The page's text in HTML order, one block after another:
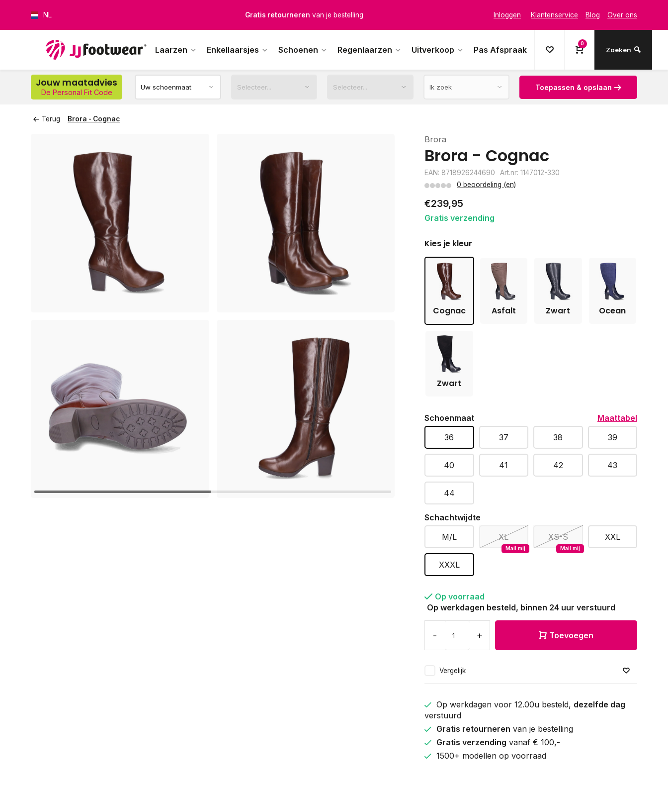
NL Gratis verzendingvanaf € 100,-
Op werkdagen voor 12.00u besteld,
Inloggen Klantenservice Blog Over ons
Laarzen Enkellaarsjes Schoenen Regenlaarzen Uitverkoop Pas Afspraak
0
Zoeken
Jouw maatadvies
De Personal Fit Code
Toepassen & opslaan
Terug Brora - Cognac
Brora
Brora - Cognac
EAN: 8718926244690
Art.nr: 1147012-330
0 beoordeling (en)
€239,95
Gratis verzending
Kies je kleur
Cognac Asfalt Zwart Ocean
Zwart
Schoenmaat
Maattabel
36
37 38 39
40 41 42 43
44
Schachtwijdte
M/L
Mail mij
XL
Mail mij
XS-S XXL
XXXL
Op voorraad
Op werkdagen besteld, binnen 24 uur verstuurd
- + Toevoegen
Vergelijk
Op werkdagen voor 12.00u besteld, dezelfde dag
verstuurd
Gratis retourneren van je bestelling
Gratis verzending vanaf € 100,-
1500+ modellen op voorraad